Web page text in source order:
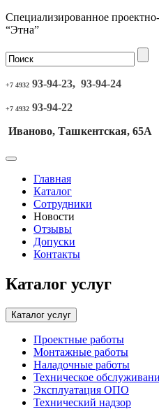
Специализированное
“Этна”
+7 4932 93-94-23, 93-94-24
+7 4932 93-94-22
Иваново, Ташкентская, 65А
Главная
Каталог
Сотрудники
Новости
Отзывы
Допуски
Контакты
Каталог услуг
Каталог услуг
Проектные работы
Монтажные работы
Наладочные работы
Техническое
Эксплуатация ОПО
Технический надзор